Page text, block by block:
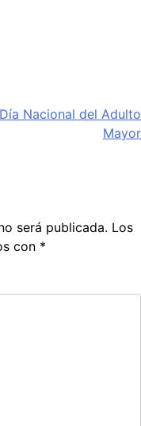
Día Nacional del Adulto
Mayor
será publicada. Los
con *